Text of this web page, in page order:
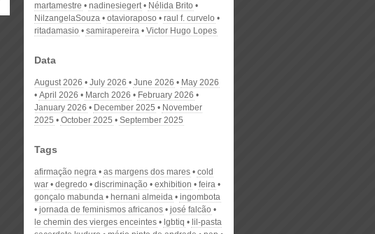
martamestre
nadinesiegert
Nélida Brito
NilzangelaSouza
otavioraposo
raul f. curvelo
ritadamasio
samirapereira Victor Hugo Lopes
Data
August 2026 July 2026 June 2026
May 2026
April 2026
March 2026
February 2026
January 2026
December 2025
November
2025
October 2025 September 2025
Tags
afirmação negra as margens dos mares
cold
war
degredo discriminação exhibition
feira
gonçalo mabunda
hernani almeida
ingombota
jornada de feminismos africanos
josé falcão
le chemin des vierges enceintes
lgbtiq
lil-pasta